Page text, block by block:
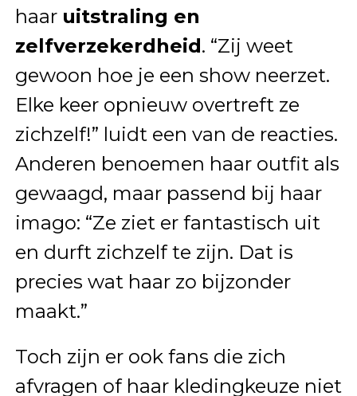
haar uitstraling en
zelfverzekerdheid. “Zij weet
gewoon hoe je een show neerzet.
Elke keer opnieuw overtreft ze
zichzelf!” luidt een van de reacties.
Anderen benoemen haar outfit als
gewaagd, maar passend bij haar
imago: “Ze ziet er fantastisch uit
en durft zichzelf te zijn. Dat is
precies wat haar zo bijzonder
maakt.”
Toch zijn er ook fans die zich
afvragen of haar kledingkeuze niet